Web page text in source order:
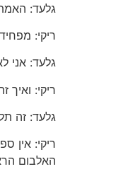
גלעד:
ריקי:
גלעד: ‫אני
ריקי:
גלעד: ‫זה
ריקי: ‫אין
‫האלבום